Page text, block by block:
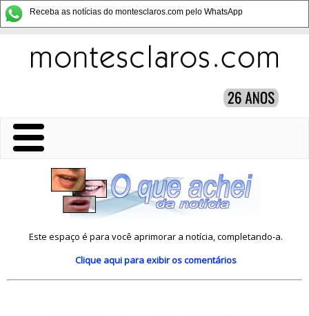
Receba as notícias do montesclaros.com pelo WhatsApp
Este espaço é para você aprimorar a notícia, completando-a.
Clique aquipara exibir os comentários